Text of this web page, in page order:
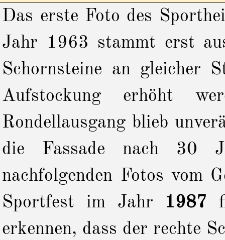
Das erste Foto des
Jahr 1963 stammt erst
Schornsteine an gleicher
Aufstockung erhöht
Rondellausgang blieb
die Fassade nach 30
nachfolgenden Fotos vom
Sportfest im Jahr
1987
erkennen, dass der rechte